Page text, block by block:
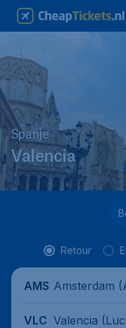
Spanje
Valencia
Retour
AMS Amsterdam
VLC Valencia